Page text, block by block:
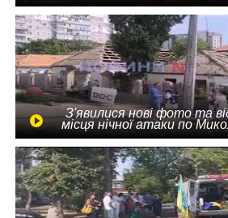
З'явилися нові фото та
місця нічної атаки по